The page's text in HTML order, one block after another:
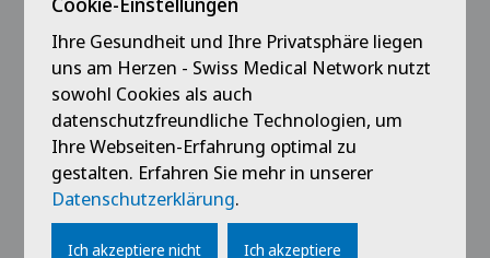
Clinica Ars Medica
PD Dr méd Thomas Robert
Специализация
Нейрохирургия,
Chirurgie de la colonne vertébrale/du rachis
Ihre Gesundheit und Ihre Privatsphäre liegen
uns am Herzen - Swiss Medical Network nutzt
sowohl Cookies als auch
datenschutzfreundliche Technologien, um
Ihre Webseiten-Erfahrung optimal zu
gestalten. Erfahren Sie mehr in unserer
Datenschutzerklärung.
Ich akzeptiere nicht Ich akzeptiere